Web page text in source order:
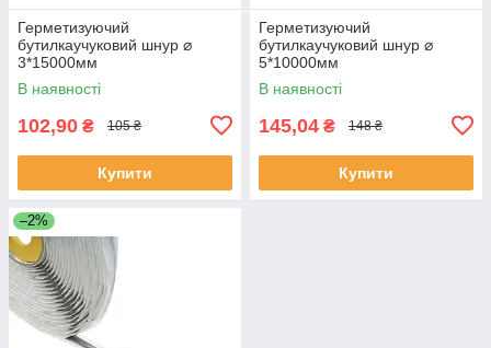
Герметизуючий
бутилкаучуковий шнур ⌀
3*15000мм
В наявності
102,90 ₴ 105 ₴
Купити
Герметизуючий
бутилкаучуковий шнур ⌀
5*10000мм
В наявності
145,04 ₴ 148 ₴
Купити
–2%